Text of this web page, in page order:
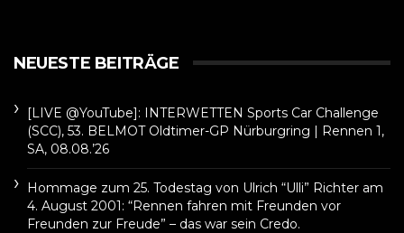
NEUESTE BEITRÄGE
[LIVE @YouTube]: INTERWETTEN Sports Car Challenge
(SCC), 53. BELMOT Oldtimer-GP Nürburgring | Rennen 1,
SA, 08.08.’26
Hommage zum 25. Todestag von Ulrich “Ulli” Richter am
4. August 2001: “Rennen fahren mit Freunden vor
Freunden zur Freude” – das war sein Credo.